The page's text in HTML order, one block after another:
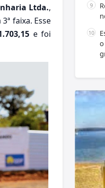
Ltda.,
faixa. Esse
e foi